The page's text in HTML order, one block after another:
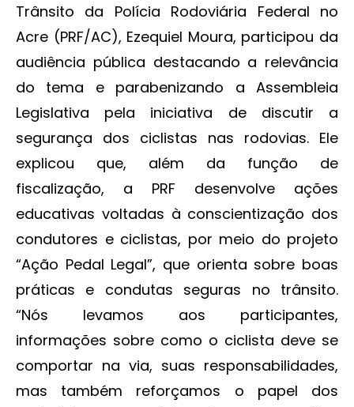
Trânsito da Polícia Rodoviária Federal no
Acre (PRF/AC), Ezequiel Moura, participou da
audiência pública destacando a relevância
do tema e parabenizando a Assembleia
Legislativa pela iniciativa de discutir a
segurança dos ciclistas nas rodovias. Ele
explicou que, além da função de
fiscalização, a PRF desenvolve ações
educativas voltadas à conscientização dos
condutores e ciclistas, por meio do projeto
“Ação Pedal Legal”, que orienta sobre boas
práticas e condutas seguras no trânsito.
“Nós levamos aos participantes,
informações sobre como o ciclista deve se
comportar na via, suas responsabilidades,
mas também reforçamos o papel dos